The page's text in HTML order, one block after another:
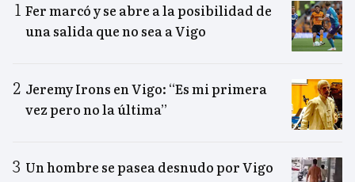
Fer marcó y se abre a la posibilidad de
una salida que no sea a Vigo
Jeremy Irons en Vigo: “Es mi primera
vez pero no la última”
Un hombre se pasea desnudo por Vigo